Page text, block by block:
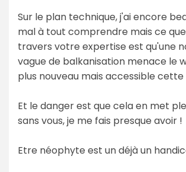
Sur le plan technique, j'ai encore
mal à tout comprendre mais ce que
travers votre expertise est qu'une
vague de balkanisation menace le
plus nouveau mais accessible cette
Et le danger est que cela en met
sans vous, je me fais presque avoir !
Etre néophyte est un déjà un